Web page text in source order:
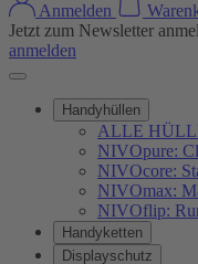
Anmelden
Jetzt zum Newsletter
anmelden
Handyhüllen
ALLE
NIVOpure:
NIVOcore:
NIVOmax:
NIVOflip:
Handyketten
Displayschutz